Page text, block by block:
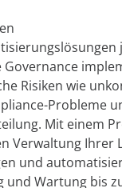
Risiken wie
Probleme
Mit einem
Verwaltung Ihrer
und
und Wartung bis